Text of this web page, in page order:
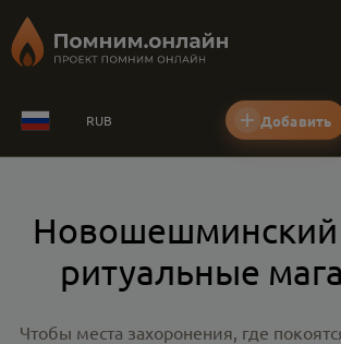
RUB Добавить
Новошешминский
ритуальные
Чтобы места захоронения, где